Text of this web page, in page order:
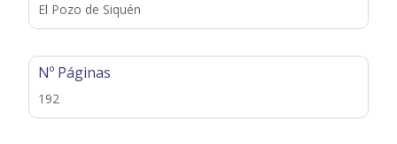
El Pozo de Siquén
Nº Páginas
192